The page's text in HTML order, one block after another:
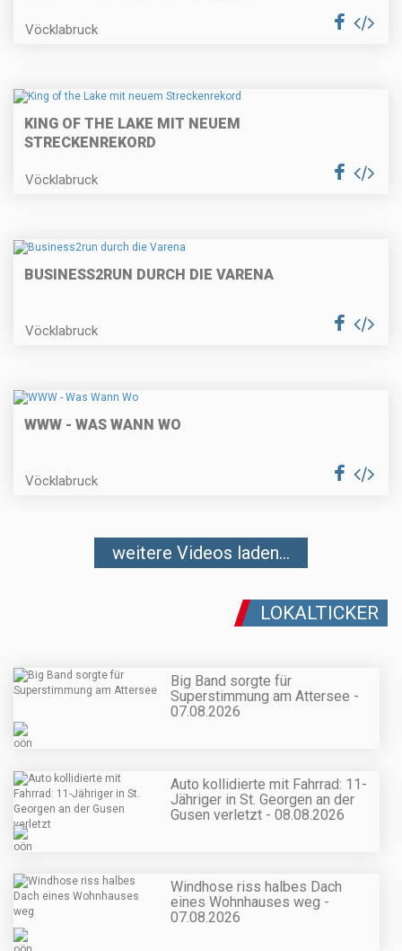
Vöcklabruck
KING OF THE LAKE MIT NEUEM
STRECKENREKORD
Vöcklabruck
BUSINESS2RUN DURCH DIE VARENA
Vöcklabruck
WWW - WAS WANN WO
Vöcklabruck
weitere Videos laden...
LOKALTICKER
Big Band sorgte für
Superstimmung am Attersee -
07.08.2026
Auto kollidierte mit Fahrrad: 11-
Jähriger in St. Georgen an der
Gusen verletzt - 08.08.2026
Windhose riss halbes Dach
eines Wohnhauses weg -
07.08.2026